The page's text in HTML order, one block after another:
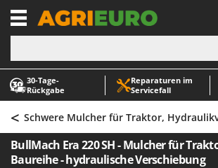
30‑Tage-
Rückgabe
Reparaturen im
Servicefall
-1
A
Abbeermaschinen - Traubenmühlen
Abfüllgeräte
Akku Gartenscheren
Akku Gras- und Strauchscheren
A
ABAC
AgriEuro Premium
AgriEuro TOP-LINE
AGT
< Schwere Mulcher für Traktor,
BullMach Era 220 SH - Mulcher für
Baureihe - hydraulische Verschiebung